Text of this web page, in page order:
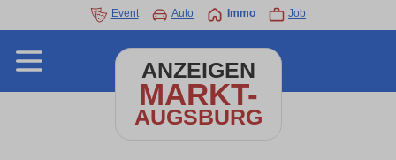
Event Auto Immo Job
ANZEIGEN
MARKT-
AUGSBURG